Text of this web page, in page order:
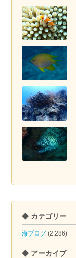
◆ カテゴリー
海ブログ (2,286)
◆ アーカイブ